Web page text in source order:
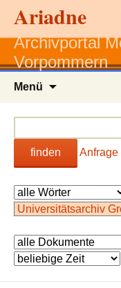
Ariadne
Archivportal
Vorpommern
Menü
finden Anfrage